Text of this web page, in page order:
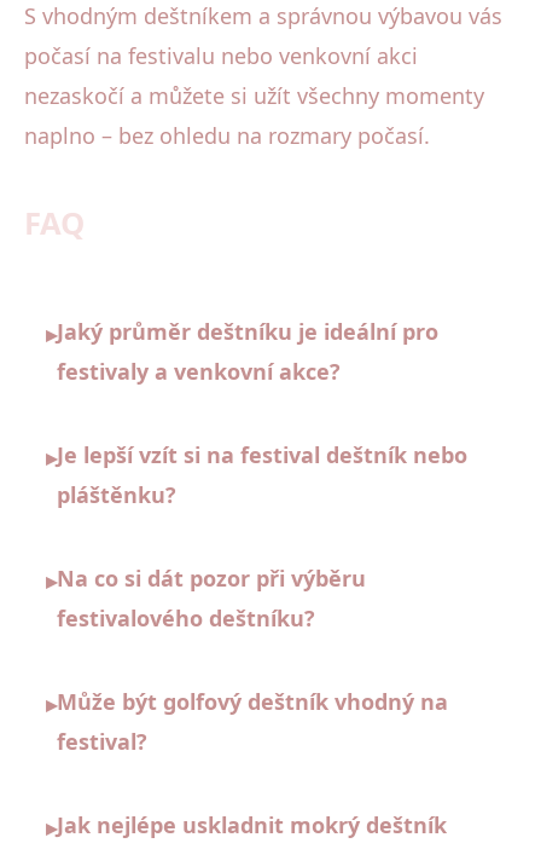
S vhodným deštníkem a správnou výbavou vás
počasí na festivalu nebo venkovní akci
nezaskočí a můžete si užít všechny momenty
naplno – bez ohledu na rozmary počasí.
FAQ
▸Jaký průměr deštníku je ideální pro
festivaly a venkovní akce?
▸Je lepší vzít si na festival deštník nebo
pláštěnku?
▸Na co si dát pozor při výběru
festivalového deštníku?
▸Může být golfový deštník vhodný na
festival?
▸Jak nejlépe uskladnit mokrý deštník